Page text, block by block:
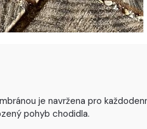
je navržena pro
pohyb chodidla.